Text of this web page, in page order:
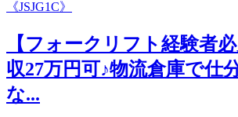
【フォークリフト経験者
収27万円可♪物流倉庫で仕
な...